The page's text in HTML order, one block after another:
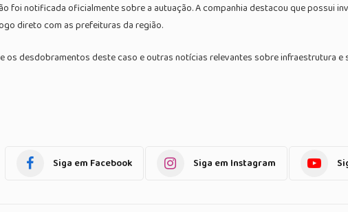
foi notificada oficialmente sobre a autuação. A companhia destacou que possui
direto com as prefeituras da região.
os desdobramentos deste caso e outras notícias relevantes sobre infraestrutura
Siga em Facebook Siga em Instagram